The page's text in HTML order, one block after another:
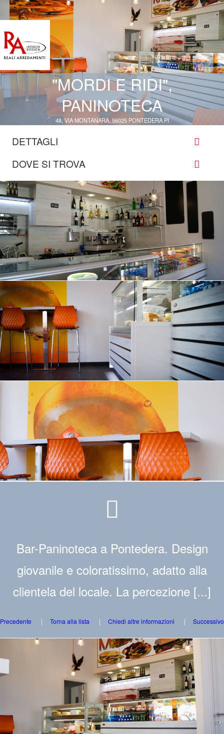
"MORDI E RIDI",
PANINOTECA
48, VIA MONTANARA, 56025 PONTEDERA PI
DETTAGLI
DOVE SI TROVA
Bar-Paninoteca a Pontedera. Design
giovanile e coloratissimo, adatto alla
clientela del locale. La percezione [...]
Precedente Torna alla lista Chiedi altre informazioni Successivo